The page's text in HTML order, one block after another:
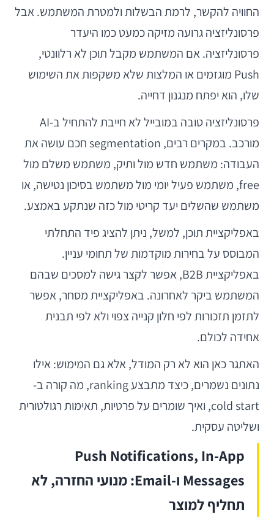
החוויה להקשר, לרמת הבשלות ולמטרת המשתמש. אבל
פרסונליזציה גרועה מזיקה כמעט כמו היעדר
פרסונליזציה. אם המשתמש מקבל תוכן לא רלוונטי,
Push מוגזמים או המלצות שלא משקפות את השימוש
שלו, הוא יפתח מנגנון דחייה.
פרסונליזציה טובה במובייל לא חייבת להתחיל ב-AI
מורכב. במקרים רבים, segmentation חכם עושה את
העבודה: משתמש חדש מול ותיק, משתמש משלם מול
free, משתמש פעיל יומי מול משתמש בסיכון נטישה, או
משתמש שהשלים יעד קריטי מול כזה שנתקע באמצע.
באפליקציית תוכן, למשל, ניתן להציג פיד התחלתי
המבוסס על בחירות מוקדמות של תחומי עניין.
באפליקציית B2B, אפשר לקצר גישה למסכים שבהם
המשתמש ביקר לאחרונה. באפליקציית מסחר, אפשר
לתזמן תזכורות לפי חלון קנייה צפוי ולא לפי תבנית
אחידה לכולם.
האתגר כאן הוא לא רק המודל, אלא גם המימוש: אילו
נתונים נשמרים, כיצד מתבצע ranking, מה קורה ב-
cold start, ואיך שומרים על פרטיות, תאימות רגולטורית
ושליטה עסקית.
Push Notifications, In-App
Messages ו-Email: מנועי החזרה, לא
תחליף למוצר